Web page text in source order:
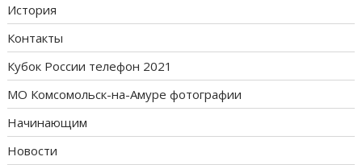
История
Контакты
Кубок России телефон 2021
МО Комсомольск-на-Амуре фотографии
Начинающим
Новости